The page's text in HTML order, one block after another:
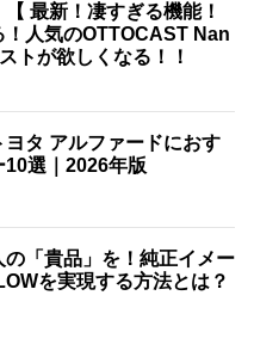
最新！凄すぎる機能！
！人気のOTTOCAST Nan
トが欲しくなる！！
ヨタ アルファードにおす
選｜2026年版
「貴品」を！純正イメー
を実現する方法とは？